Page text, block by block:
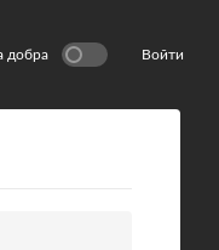
добра Войти